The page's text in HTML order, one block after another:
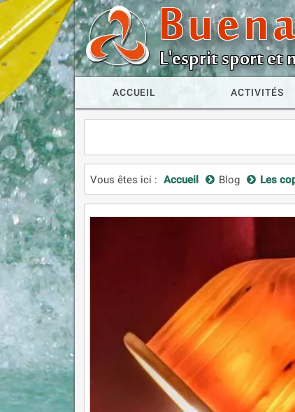
L'esprit sport et
ACCUEIL ACTIVITÉS
Vous êtes ici : Accueil Blog Les